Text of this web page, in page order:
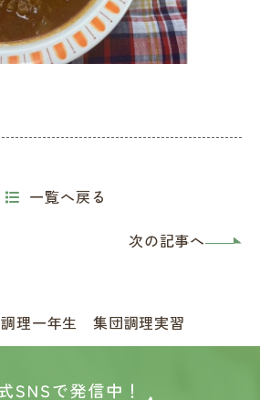
一覧へ戻る
次の記事へ
調理一年生 集団調理実習